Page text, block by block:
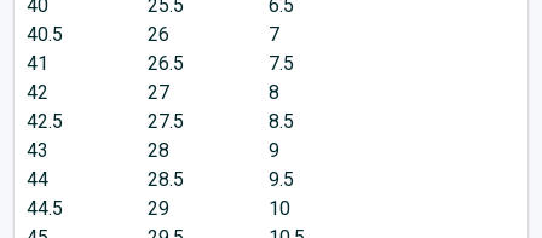
40
25.5
6.5
40.5
26
7
41
26.5
7.5
42
27
8
42.5
27.5
8.5
43
28
9
44
28.5
9.5
44.5
29
10